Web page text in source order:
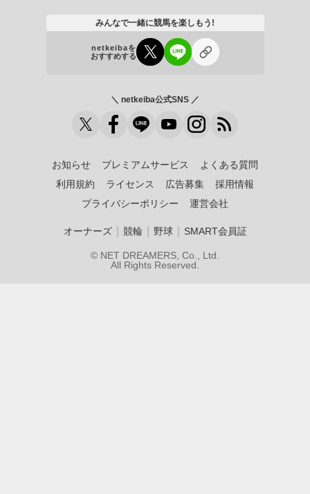
みんなで一緒に競馬を楽しもう!
netkeibaを
おすすめする
＼ netkeiba公式SNS ／
お知らせ プレミアムサービス
よくある質問
利用規約
ライセンス 広告募集
採用情報
プライバシーポリシー
運営会社
オーナーズ｜ 競輪 野球｜ SMART会員証
© NET DREAMERS, Co., Ltd.
All Rights Reserved.